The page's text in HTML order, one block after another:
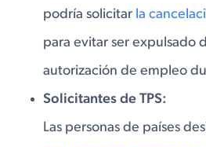
podría solicitar la
para evitar ser expulsado
autorización de empleo
Solicitantes de TPS:
Las personas de países